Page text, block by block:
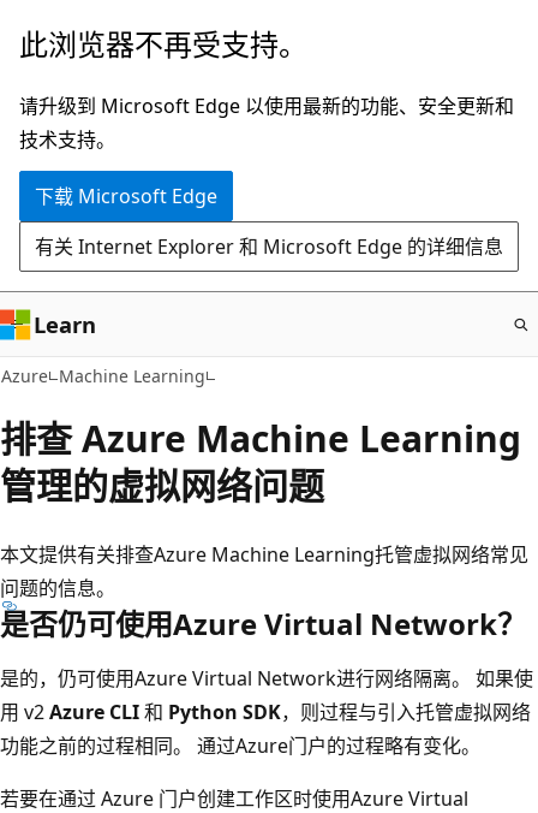
跳
主
要
内
此浏览器不再受支持。
请升级到 Microsoft Edge 以使用最新的功能、安全更新和
技术支持。
下载 Microsoft Edge
有关 Internet Explorer 和 Microsoft Edge 的详细信息
Learn
Azure Machine Learning
排查 Azure Machine Learning
管理的虚拟网络问题
本文提供有关排查Azure Machine Learning托管虚拟网络常见
问题的信息。
是否仍可使用Azure Virtual Network？
是的，仍可使用Azure Virtual Network进行网络隔离。 如果使
用 v2Azure CLI和 Python SDK，则过程与引入托管虚拟网络
功能之前的过程相同。 通过Azure门户的过程略有变化。
若要在通过 Azure 门户创建工作区时使用Azure Virtual